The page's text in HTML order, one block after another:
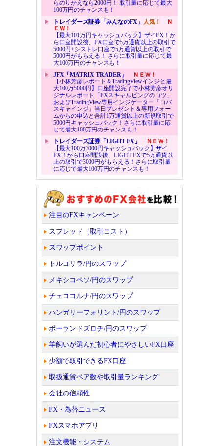
らのりかえなら2000円！ 取引量に応じて最大
100万円のチャンスも！
トレイダーズ証券「みんなのFX」 人気！
Ｎ
ＥＷ！
【最大101万円キャッシュバック】ザイFX！か
ら口座開設後、FX口座で5万通貨以上の取引で
5000円+シストレ口座で5万通貨以上の取引で
5000円がもらえる！ さらに取引量に応じて最
大100万円のチャンスも！
JFX「MATRIX TRADER」
ＮＥＷ！
【小林芳彦レポート＆TradingViewインジと最
大100万5000円】口座開設完了で小林芳彦オリ
ジナルレポート「FXスキャルピングのコツ」
およびTradingView専用インジケーター「コバ
スキャインジ」当日プレゼント＆専用フォー
ムからの申込と合計1万通貨以上の新規取引で
5000円キャッシュバック！さらに取引量に応
じて最大100万円のチャンスも！
トレイダーズ証券「LIGHT FX」
ＮＥＷ！
【最大100万3000円キャッシュバック】ザイ
FX！から口座開設後、LIGHT FXで5万通貨以
上の取引で3000円がもらえる！さらに取引量
に応じて最大100万円のチャンスも！
注目のFXキャンペーン
スプレッド（取引コスト）
スワップポイント
トルコリラ/円のスワップ
メキシコペソ/円のスワップ
チェココルナ/円のスワップ
ハンガリーフォリント/円のスワップ
ポーランドズロチ/円のスワップ
羊飼いが選んだ初心者にやさしいFX口座
少額で取引できるFX口座
取扱通貨ペア数や取引量ランキング
会社の信頼性
FX・為替ニュース
FXスマホアプリ
注文機能・システム